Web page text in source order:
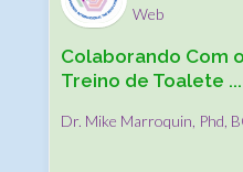
Web
Colaborando Com
Treino de Toalete ...
Dr. Mike Marroquin, Phd,